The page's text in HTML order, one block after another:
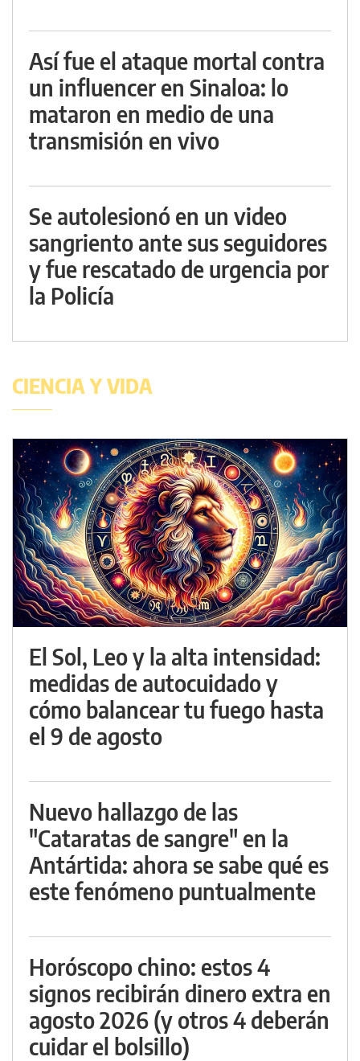
Así fue el ataque mortal contra
un influencer en Sinaloa: lo
mataron en medio de una
transmisión en vivo
Se autolesionó en un video
sangriento ante sus seguidores
y fue rescatado de urgencia por
la Policía
CIENCIA Y VIDA
El Sol, Leo y la alta intensidad:
medidas de autocuidado y
cómo balancear tu fuego hasta
el 9 de agosto
Nuevo hallazgo de las
"Cataratas de sangre" en la
Antártida: ahora se sabe qué es
este fenómeno puntualmente
Horóscopo chino: estos 4
signos recibirán dinero extra en
agosto 2026 (y otros 4 deberán
cuidar el bolsillo)